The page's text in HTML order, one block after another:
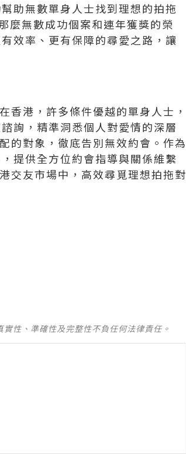
助無數單身人士找到理想的拍拖
麼無數成功個案和連年獲獎的榮
效率、更有保障的尋愛之路，讓
香港，許多條件優越的單身人士，
詢，精準洞悉個人對愛情的深層
的對象，徹底告別無效約會。作為
提供全方位約會指導與關係維繫
交友市場中，高效尋覓理想拍拖對
性、準確性及完整性不負任何法律責任。